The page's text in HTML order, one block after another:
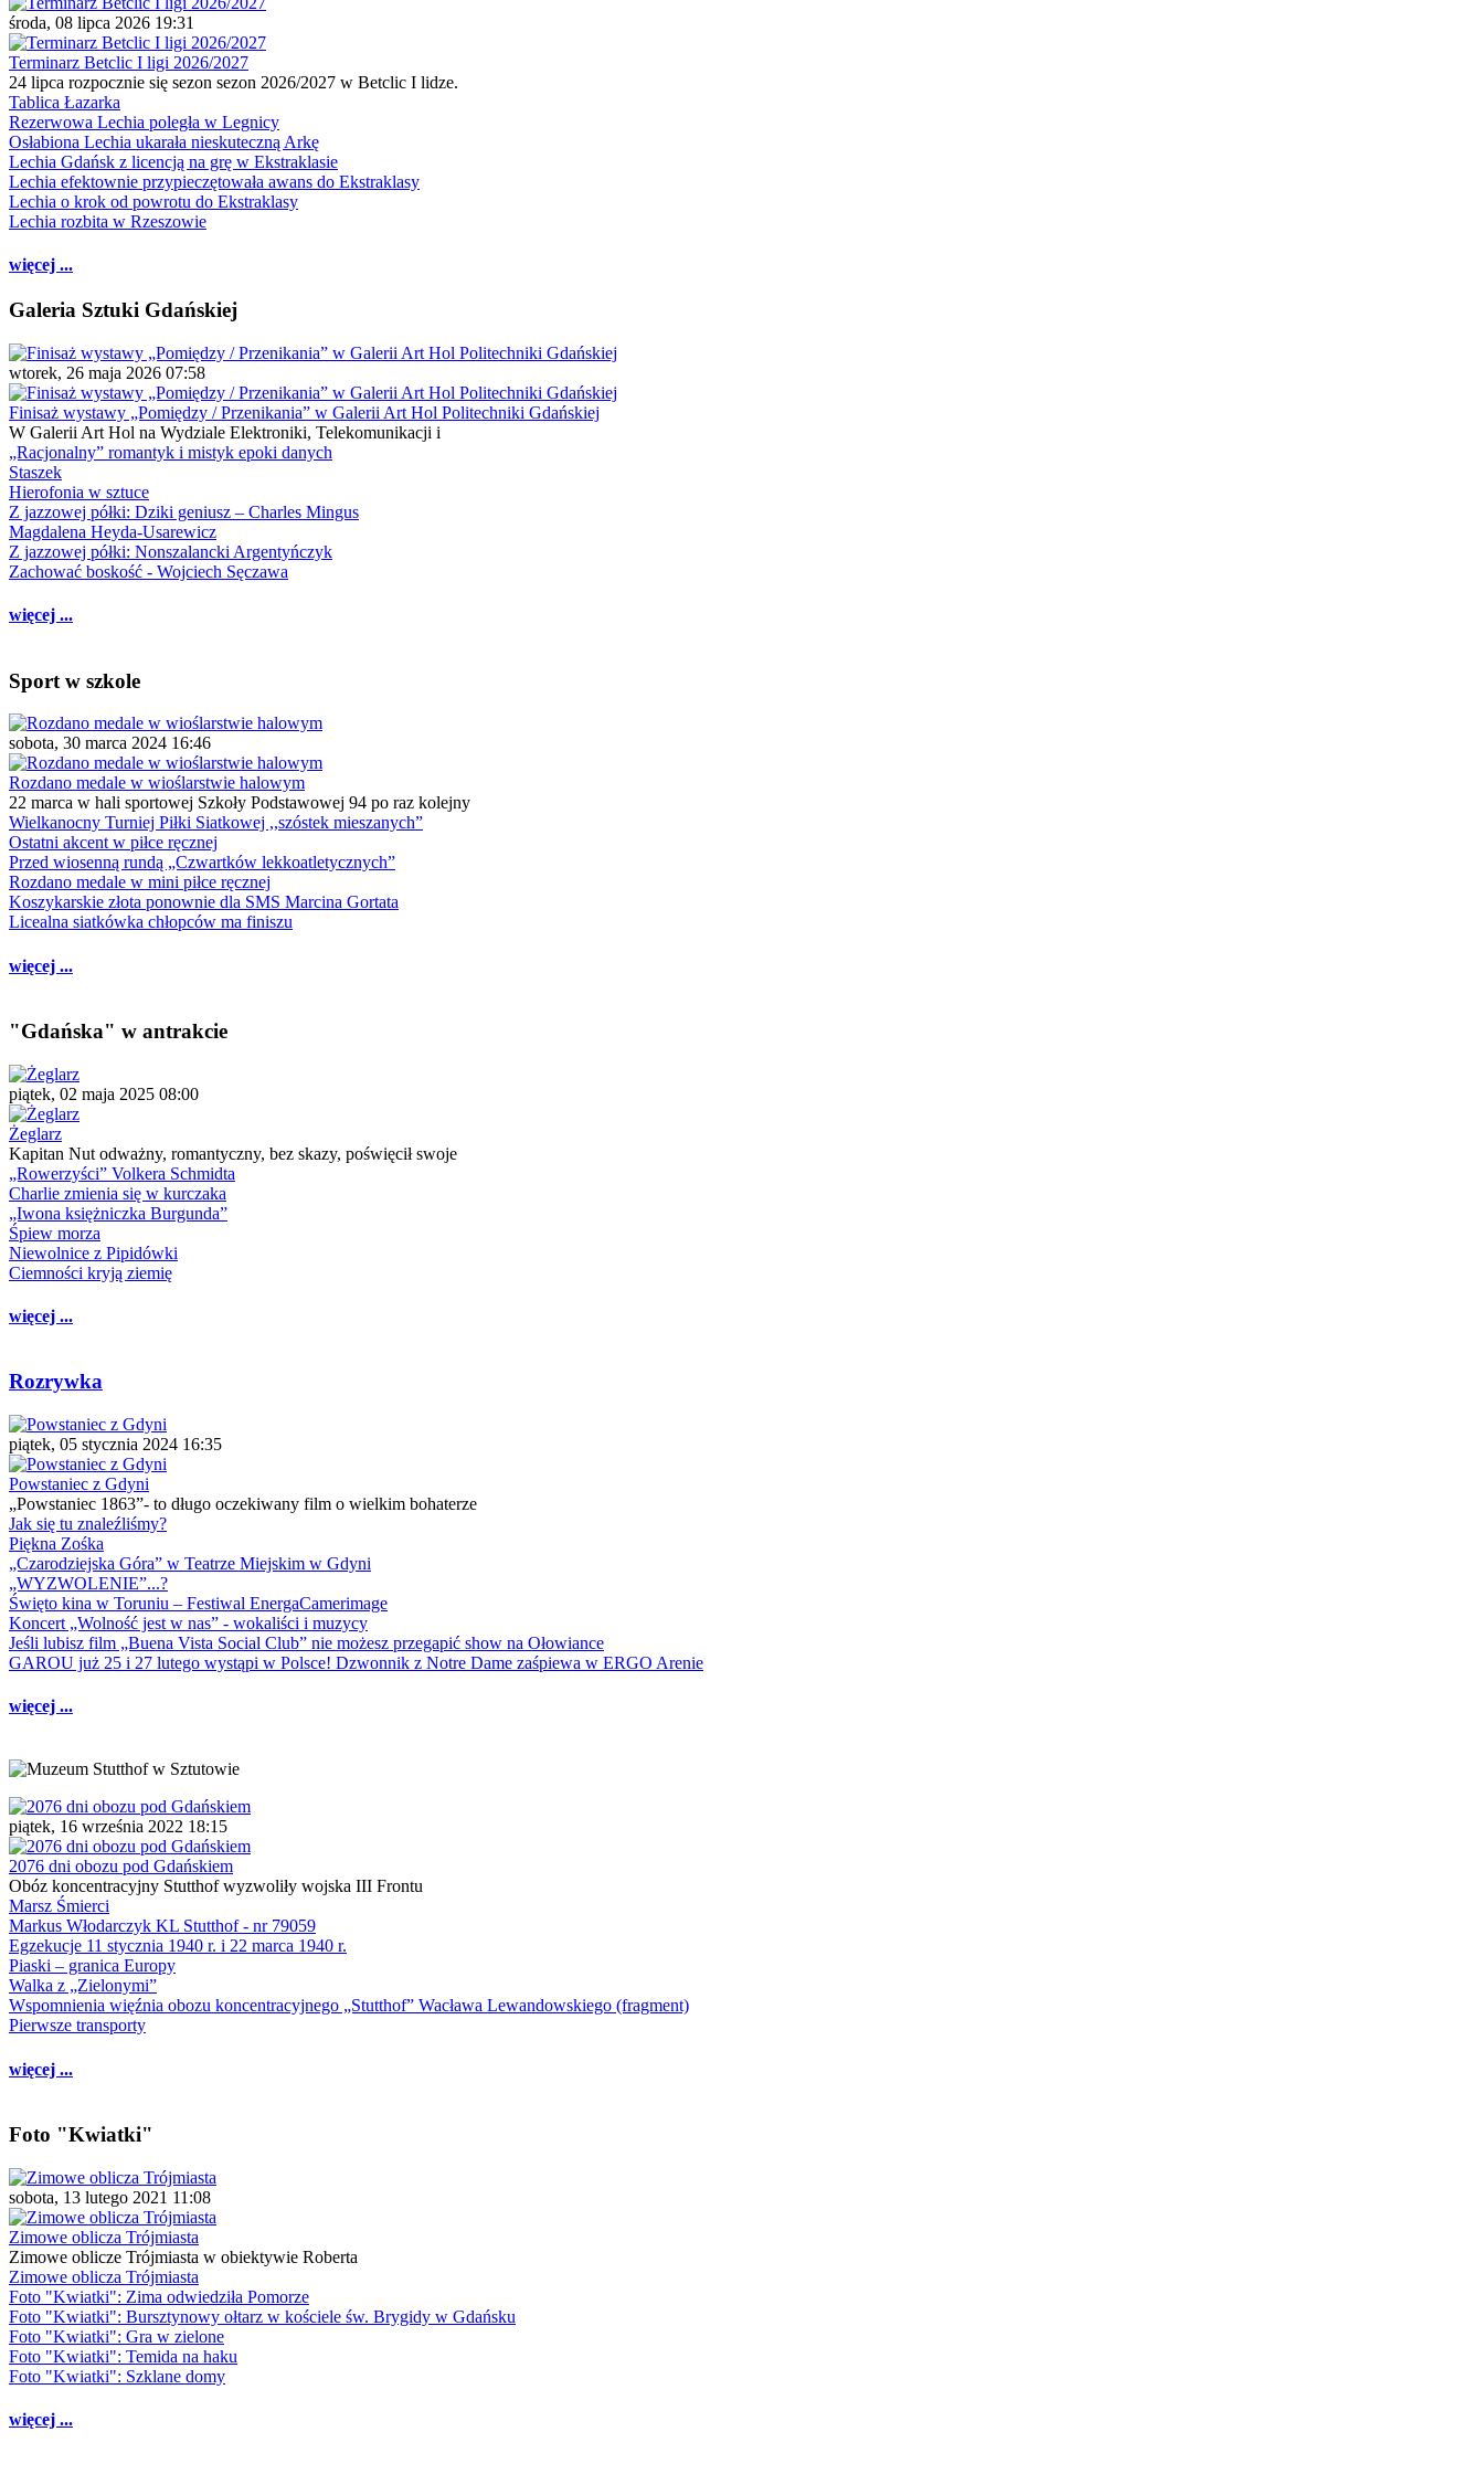
środa, 08 lipca 2026 19:31
Terminarz Betclic I ligi 2026/2027
24 lipca rozpocznie się sezon sezon 2026/2027 w Betclic I lidze.
Tablica Łazarka
Rezerwowa Lechia poległa w Legnicy
Osłabiona Lechia ukarała nieskuteczną Arkę
Lechia Gdańsk z licencją na grę w Ekstraklasie
Lechia efektownie przypieczętowała awans do Ekstraklasy
Lechia o krok od powrotu do Ekstraklasy
Lechia rozbita w Rzeszowie
więcej ...
Galeria Sztuki Gdańskiej
wtorek, 26 maja 2026 07:58
Finisaż wystawy „Pomiędzy / Przenikania” w Galerii Art Hol Politechniki Gdańskiej
W Galerii Art Hol na Wydziale Elektroniki, Telekomunikacji i
„Racjonalny” romantyk i mistyk epoki danych
Staszek
Hierofonia w sztuce
Z jazzowej półki: Dziki geniusz – Charles Mingus
Magdalena Heyda-Usarewicz
Z jazzowej półki: Nonszalancki Argentyńczyk
Zachować boskość - Wojciech Sęczawa
więcej ...
Sport w szkole
sobota, 30 marca 2024 16:46
Rozdano medale w wioślarstwie halowym
22 marca w hali sportowej Szkoły Podstawowej 94 po raz kolejny
Wielkanocny Turniej Piłki Siatkowej ,,szóstek mieszanych”
Ostatni akcent w piłce ręcznej
Przed wiosenną rundą „Czwartków lekkoatletycznych”
Rozdano medale w mini piłce ręcznej
Koszykarskie złota ponownie dla SMS Marcina Gortata
Licealna siatkówka chłopców ma finiszu
więcej ...
"Gdańska" w antrakcie
piątek, 02 maja 2025 08:00
Żeglarz
Kapitan Nut odważny, romantyczny, bez skazy, poświęcił swoje
„Rowerzyści” Volkera Schmidta
Charlie zmienia się w kurczaka
„Iwona księżniczka Burgunda”
Śpiew morza
Niewolnice z Pipidówki
Ciemności kryją ziemię
więcej ...
Rozrywka
piątek, 05 stycznia 2024 16:35
Powstaniec z Gdyni
„Powstaniec 1863”- to długo oczekiwany film o wielkim bohaterze
Jak się tu znaleźliśmy?
Piękna Zośka
„Czarodziejska Góra” w Teatrze Miejskim w Gdyni
„WYZWOLENIE”...?
Święto kina w Toruniu – Festiwal EnergaCamerimage
Koncert „Wolność jest w nas” - wokaliści i muzycy
Jeśli lubisz film „Buena Vista Social Club” nie możesz przegapić show na Ołowiance
GAROU już 25 i 27 lutego wystąpi w Polsce! Dzwonnik z Notre Dame zaśpiewa w ERGO Arenie
więcej ...
piątek, 16 września 2022 18:15
2076 dni obozu pod Gdańskiem
Obóz koncentracyjny Stutthof wyzwoliły wojska III Frontu
Marsz Śmierci
Markus Włodarczyk KL Stutthof - nr 79059
Egzekucje 11 stycznia 1940 r. i 22 marca 1940 r.
Piaski – granica Europy
Walka z „Zielonymi”
Wspomnienia więźnia obozu koncentracyjnego „Stutthof” Wacława Lewandowskiego (fragment)
Pierwsze transporty
więcej ...
Foto "Kwiatki"
sobota, 13 lutego 2021 11:08
Zimowe oblicza Trójmiasta
Zimowe oblicze Trójmiasta w obiektywie Roberta
Zimowe oblicza Trójmiasta
Foto "Kwiatki": Zima odwiedziła Pomorze
Foto "Kwiatki": Bursztynowy ołtarz w kościele św. Brygidy w Gdańsku
Foto "Kwiatki": Gra w zielone
Foto "Kwiatki": Temida na haku
Foto "Kwiatki": Szklane domy
więcej ...